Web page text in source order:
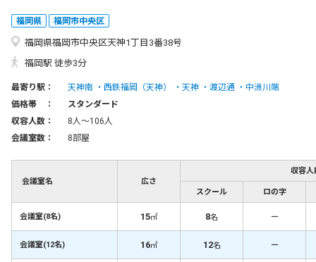
福岡県 福岡市中央区
福岡県福岡市中央区天神1丁目3番38号
福岡駅 徒歩3分
最寄り駅： 天神南 西鉄福岡（天神） 天神 渡辺通
中洲川端
価格帯 ：
スタンダード
収容人数：
8人〜106人
会議室数：
8部屋
会議室名 広さ
収容人
スクール ロの字
会議室(8名) 15㎡ 8名 －
会議室(12名) 16㎡ 12名 －